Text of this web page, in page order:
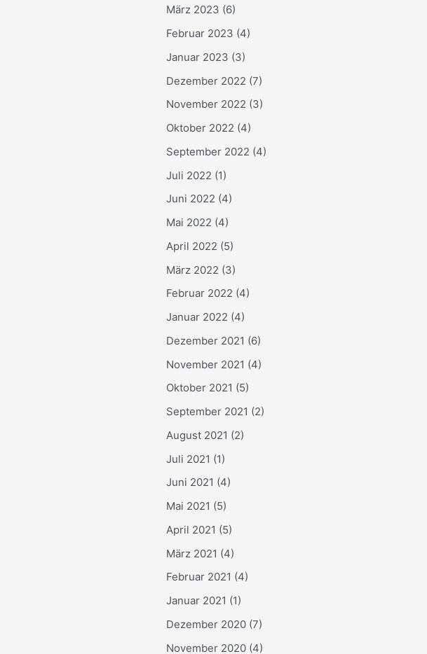
März 2023 (6)
Februar 2023 (4)
Januar 2023 (3)
Dezember 2022 (7)
November 2022 (3)
Oktober 2022 (4)
September 2022 (4)
Juli 2022 (1)
Juni 2022 (4)
Mai 2022 (4)
April 2022 (5)
März 2022 (3)
Februar 2022 (4)
Januar 2022 (4)
Dezember 2021 (6)
November 2021 (4)
Oktober 2021 (5)
September 2021 (2)
August 2021 (2)
Juli 2021 (1)
Juni 2021 (4)
Mai 2021 (5)
April 2021 (5)
März 2021 (4)
Februar 2021 (4)
Januar 2021 (1)
Dezember 2020 (7)
November 2020 (4)